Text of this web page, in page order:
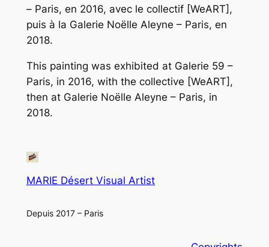
– Paris, en 2016, avec le collectif [WeART],
puis à la Galerie Noëlle Aleyne – Paris, en
2018.
This painting was exhibited at Galerie 59 –
Paris, in 2016, with the collective [WeART],
then at Galerie Noëlle Aleyne – Paris, in
2018.
MARIE Désert Visual Artist
Depuis 2017 – Paris